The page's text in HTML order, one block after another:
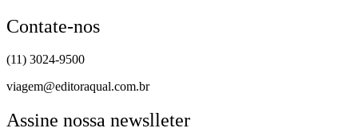
Contate-nos
(11) 3024-9500
viagem@editoraqual.com.br
Assine nossa newslleter